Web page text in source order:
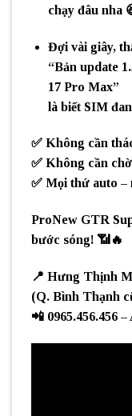
chạy đâu nha
Đợi vài giây,
“Bản update
17 Pro Max”
là biết SIM
✅ Không cần
✅ Không cần
✅ Mọi thứ auto –
ProNew GTR
bước sóng! 📶🔥
📍 Hưng Thịnh
(Q. Bình Thạnh
📲 0965.456.456 –